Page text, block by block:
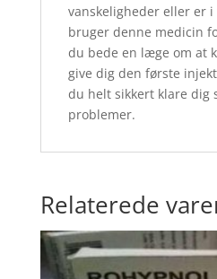
vanskeligheder eller er
bruger denne medicin
du bede en læge om at
give dig den første
du helt sikkert klare dig
problemer.
Relaterede